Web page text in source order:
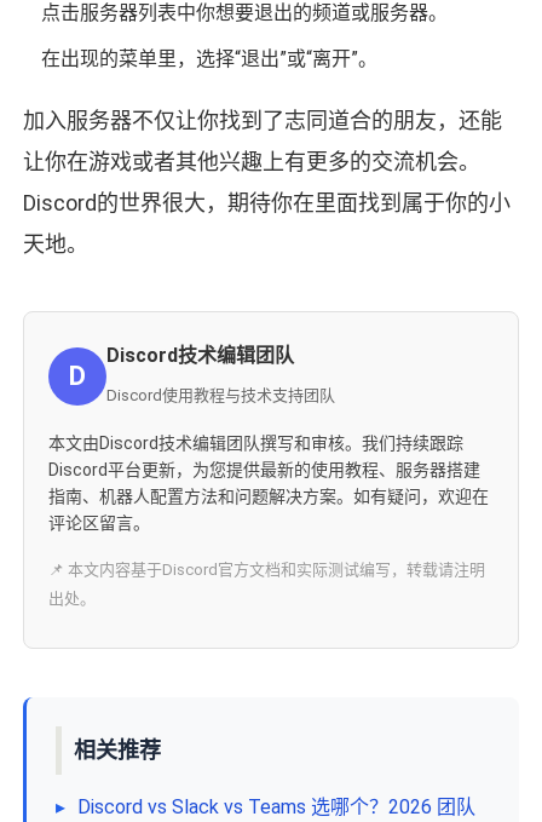
点击服务器列表中你想要退出的频道或服务器。
在出现的菜单里，选择“退出”或“离开”。
加入服务器不仅让你找到了志同道合的朋友，还能
让你在游戏或者其他兴趣上有更多的交流机会。
Discord的世界很大，期待你在里面找到属于你的小
天地。
D
Discord技术编辑团队
Discord使用教程与技术支持团队
本文由Discord技术编辑团队撰写和审核。我们持续跟踪
Discord平台更新，为您提供最新的使用教程、服务器搭建
指南、机器人配置方法和问题解决方案。如有疑问，欢迎在
评论区留言。
📌 本文内容基于Discord官方文档和实际测试编写，转载请注明
出处。
相关推荐
▸ Discord vs Slack vs Teams 选哪个？2026 团队